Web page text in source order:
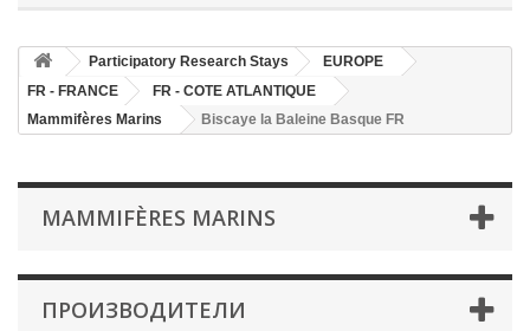
Participatory Research Stays
EUROPE
FR - FRANCE
FR - COTE ATLANTIQUE
Mammifères Marins
Biscaye la Baleine Basque FR
MAMMIFÈRES MARINS
ПРОИЗВОДИТЕЛИ